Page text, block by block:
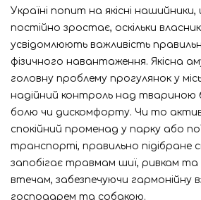
Україні попит на якісні нашийники,
постійно зростає, оскільки
усвідомлюють важливість
фізичного навантаження. Якісна
головну проблему прогулянок у
надійний контроль над твариною
болю чи дискомфорту. Чи то
спокійний променад у парку або
транспорті, правильно підібране
запобігає травмам шиї, ривкам та
втечам, забезпечуючи гармонійну
господарем та собакою.